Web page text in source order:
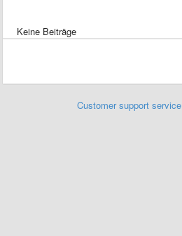
Keine Beiträge
Customer support service